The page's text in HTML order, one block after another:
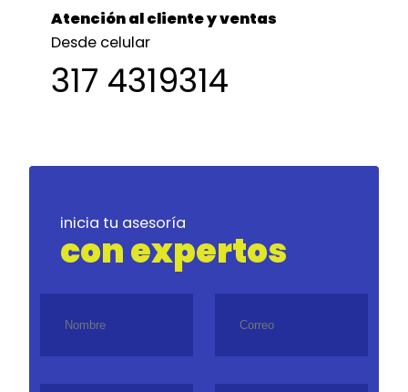
Atención al cliente y ventas
Desde celular
317 4319314
inicia tu asesoría
con expertos